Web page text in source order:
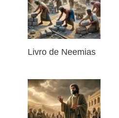
Livro de Neemias